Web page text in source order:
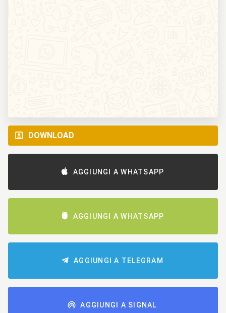
DOWNLOAD
AGGIUNGI A WHATSAPP
AGGIUNGI A WHATSAPP
AGGIUNGI A TELEGRAM
AGGIUNGI A SIGNAL